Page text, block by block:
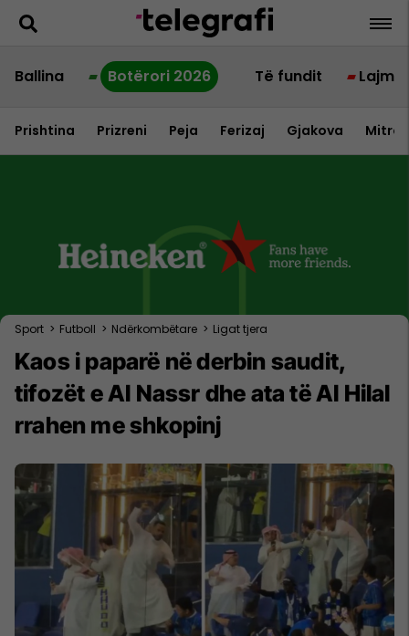
Ballina Botërori 2026 Të fundit Lajme
Prishtina Prizreni Peja Ferizaj Gjakova
Sport > Futboll > Ndërkombëtare > Ligat tjera
Kaos i paparë në derbin saudit,
tifozët e Al Nassr dhe ata të Al Hilal
rrahen me shkopinj